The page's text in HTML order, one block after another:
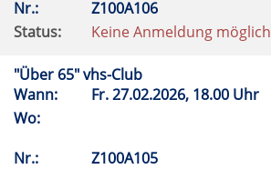
Nr.:
Z100A106
Status:
Keine Anmeldung möglich
"Über 65" vhs-Club
Wann:
Fr.27.02.2026, 18.00 Uhr
Wo:
Nr.:
Z100A105